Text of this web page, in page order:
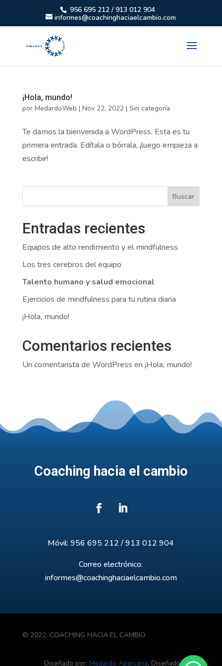
956 695 212 / 913 012 904
informes@coachinghaciaelcambio.com
¡Hola, mundo!
por MedardoWeb | Nov 22, 2022| Sin categoría
Te damos la bienvenida a WordPress. Esta es tu
primera entrada. Edítala o bórrala, ¡luego empieza a
escribir!
Buscar
Entradas recientes
Equipos de alto rendimiento y el mindfulness
Los tres cerebros del equipo
Talento humano y salud emocional
Ejercicios de mindfulness para tu rutina diaria
¡Hola, mundo!
Comentarios recientes
Un comentarista de WordPress en ¡Hola, mundo!
Coaching hacia el cambio
Móvil: 956 695 212 / 913 012 904
Correo electrónico:
informes@coachinghaciaelcambio.com
© 2022. COACHING HACIA EL CAMBIO
Diseñado por:Medardo Aparcana, Diseñador Web